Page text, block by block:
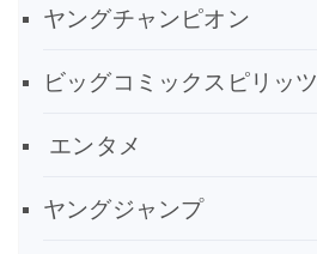
ヤングチャンピオン
ビッグコミックスピリッツ
エンタメ
ヤングジャンプ